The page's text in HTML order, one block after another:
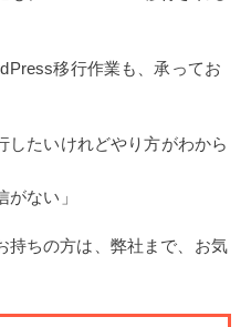
移行作業も、承ってお
したいけれどやり方がわから
がない」
持ちの方は、弊社まで、お気